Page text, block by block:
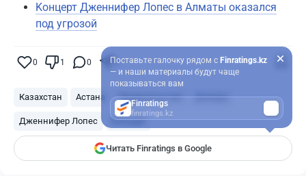
Kонцерт Дженнифер Лопес в Алматы оказался
под угрозой
0 1 0 0
Казахстан Астана Правительство Доходы
Дженнифер Лопес Концерт
Читать Finratings в Google
Поставьте галочку рядом с Finratings.kz
— и наши материалы будут чаще
показываться вам
Finratings
finratings.kz